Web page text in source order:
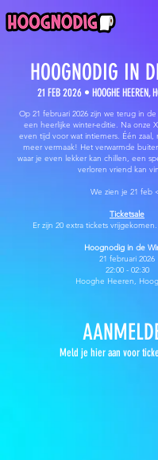
HOOGNODIG IN
21 FEB 2026 • HOOGHE HEEREN,
Op 21 februari 2026 zijn we terug in
een heerlijke winter-editie. Na onze
even tijd voor wat intiemers. Één
meer vermaak! Het verwarmde
waar je even lekker kan chillen, een
verloren vriend kan
We zien je 21 feb
Ticketsale
Er zijn 20 extra tickets
Hoognodig in de
21 februari 2026
22:00 - 02:30
Hooghe Heeren,
Meld je hier aan voor